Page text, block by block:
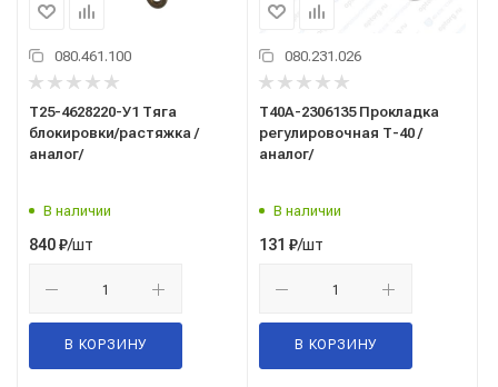
080.461.100
Т25-4628220-У1 Тяга
блокировки/растяжка /
аналог/
В наличии
840₽/шт
В КОРЗИНУ
080.231.026
Т40А-2306135 Прокладка
регулировочная Т-40 /
аналог/
В наличии
131 ₽/шт
В КОРЗИНУ